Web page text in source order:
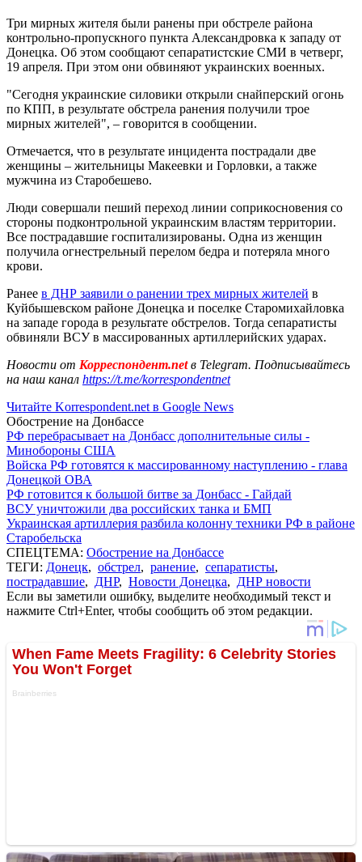
Три мирных жителя были ранены при обстреле района
контрольно-пропускного пункта Александровка к западу от
Донецка. Об этом сообщают сепаратистские СМИ в четверг,
19 апреля. При этом они обвиняют украинских военных.
"Сегодня украинские силовики открыли снайперский огонь
по КПП, в результате обстрела ранения получили трое
мирных жителей", – говорится в сообщении.
Отмечается, что в результате инцидента пострадали две
женщины – жительницы Макеевки и Горловки, а также
мужчина из Старобешево.
Люди совершали пеший переход линии соприкосновения со
стороны подконтрольной украинским властям территории.
Все пострадавшие госпитализированы. Одна из женщин
получила огнестрельный перелом бедра и потеряла много
крови.
Ранее в ДНР заявили о ранении трех мирных жителей в
Куйбышевском районе Донецка и поселке Старомихайловка
на западе города в результате обстрелов. Тогда сепаратисты
обвиняли ВСУ в массированных артиллерийских ударах.
Новости от Корреспондент.netв Telegram. Подписывайтесь
на наш канал https://t.me/korrespondentnet
Читайте Korrespondent.net в Google News
Обострение на Донбассе
РФ перебрасывает на Донбасс дополнительные силы -
Минобороны США
Войска РФ готовятся к массированному наступлению - глава
Донецкой ОВА
РФ готовится к большой битве за Донбасс - Гайдай
ВСУ уничтожили два российских танка и БМП
Украинская артиллерия разбила колонну техники РФ в районе
Старобельска
СПЕЦТЕМА: Обострение на Донбассе
ТЕГИ: Донецк, обстрел, ранение, сепаратисты,
пострадавшие, ДНР, Новости Донецка, ДНР новости
Если вы заметили ошибку, выделите необходимый текст и
нажмите Ctrl+Enter, чтобы сообщить об этом редакции.